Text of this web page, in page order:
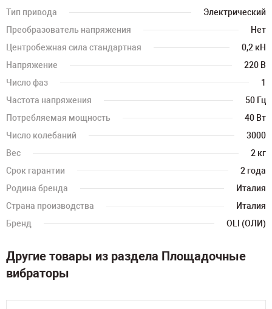
Тип привода
Электрический
Преобразователь напряжения
Нет
Центробежная сила стандартная
0,2 кН
Напряжение
220 В
Число фаз
1
Частота напряжения
50 Гц
Потребляемая мощность
40 Вт
Число колебаний
3000
Вес
2 кг
Срок гарантии
2 года
Родина бренда
Италия
Страна производства
Италия
Бренд
OLI (ОЛИ)
Другие товары из раздела Площадочные
вибраторы